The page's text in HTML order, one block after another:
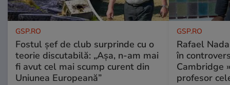
GSP.RO
Fostul șef de club surprinde cu o
teorie discutabilă: „Așa, n-am mai
fi avut cel mai scump curent din
Uniunea Europeană”
GSP.RO
Rafael
în
Cambridge
profesor